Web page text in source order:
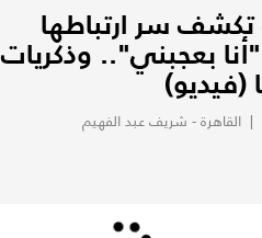
سر ارتباطها
"أنا بعجبني".. وذكريات
(فيديو)
| القاهرة - شريف عبد الفهيم